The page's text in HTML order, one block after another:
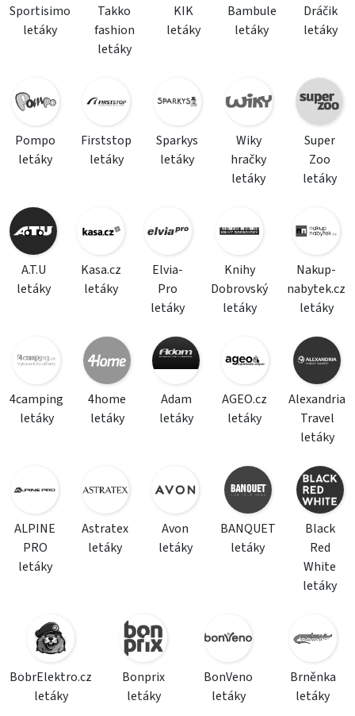
Sportisimo
letáky
Takko
fashion
letáky
KIK
letáky
Bambule
letáky
Dráčik
letáky
Pompo
letáky
Firststop
letáky
Sparkys
letáky
Wiky
hračky
letáky
Super
Zoo
letáky
A.T.U
letáky
Kasa.cz
letáky
Elvia-
Pro
letáky
Knihy
Dobrovský
letáky
Nakup-
nabytek.cz
letáky
4camping
letáky
4home
letáky
Adam
letáky
AGEO.cz
letáky
Alexandria
Travel
letáky
ALPINE
PRO
letáky
Astratex
letáky
Avon
letáky
BANQUET
letáky
Black
Red
White
letáky
BobrElektro.cz
letáky
Bonprix
letáky
BonVeno
letáky
Brněnka
letáky